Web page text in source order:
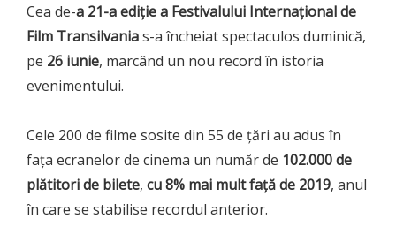
Cea de-a 21-a ediție a Festivalului Internațional de
Film Transilvanias-a încheiat spectaculos duminică,
pe 26 iunie, marcând un nou record în istoria
evenimentului.
Cele 200 de filme sosite din 55 de țări au adus în
fața ecranelor de cinema un număr de 102.000 de
plătitori de bilete, cu 8% mai mult față de 2019, anul
în care se stabilise recordul anterior.